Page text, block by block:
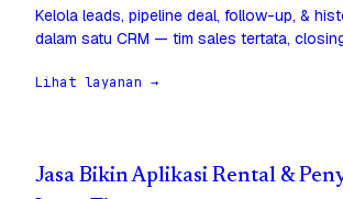
Kelola leads, pipeline deal, follow-up, &
dalam satu CRM — tim sales tertata,
Lihat layanan →
Jasa Bikin Aplikasi Rental &